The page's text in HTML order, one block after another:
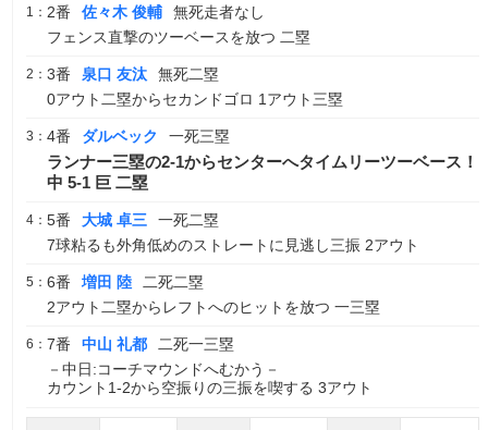
1： 2番 佐々木 俊輔
無死走者なし
フェンス直撃のツーベースを放つ 二塁
2： 3番 泉口 友汰
無死二塁
0アウト二塁からセカンドゴロ 1アウト三塁
3： 4番 ダルベック 一死三塁
ランナー三塁の2-1からセンターへタイムリーツーベース！
中 5-1 巨 二塁
4： 5番 大城 卓三
一死二塁
7球粘るも外角低めのストレートに見逃し三振 2アウト
5： 6番 増田 陸
二死二塁
2アウト二塁からレフトへのヒットを放つ 一三塁
6： 7番 中山 礼都
二死一三塁
－中日:コーチマウンドへむかう－
カウント1-2から空振りの三振を喫する 3アウト